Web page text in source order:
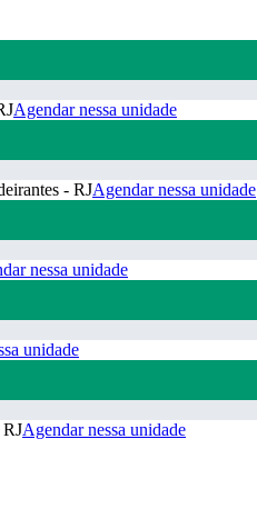
Agendar nessa unidade
- RJAgendar nessa unidade
nessa unidade
unidade
RJAgendar nessa unidade